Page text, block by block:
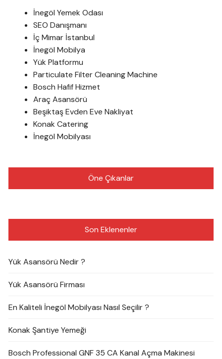
İnegöl Yemek Odası
SEO Danışmanı
İç Mimar İstanbul
İnegöl Mobilya
Yük Platformu
Particulate Filter Cleaning Machine
Bosch Hafif Hizmet
Araç Asansörü
Beşiktaş Evden Eve Nakliyat
Konak Catering
İnegöl Mobilyası
Öne Çıkanlar
Son Eklenenler
Yük Asansörü Nedir ?
Yük Asansörü Firması
En Kaliteli İnegöl Mobilyası Nasıl Seçilir ?
Konak Şantiye Yemeği
Bosch Professional GNF 35 CA Kanal Açma Makinesi